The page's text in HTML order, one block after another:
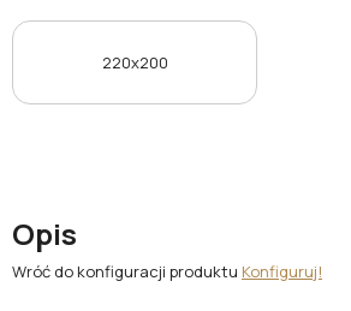
220x200
Opis
Wróć do konfiguracji produktu Konfiguruj!